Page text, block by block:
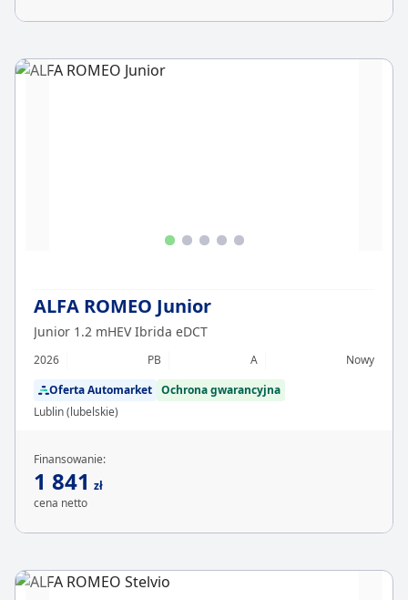
ALFA ROMEO Junior
Junior 1.2 mHEV Ibrida eDCT
2026 PB A
Nowy
Oferta Automarket Ochrona gwarancyjna
Lublin (lubelskie)
Finansowanie:
1 841 zł
cena netto